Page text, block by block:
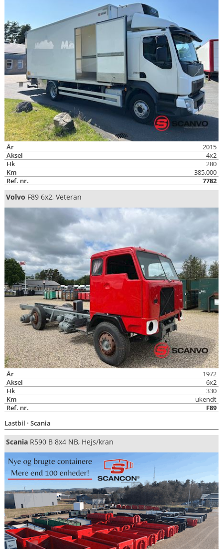
År
2015
Aksel
4x2
Hk
280
Km
385.000
Ref. nr.
7782
Volvo F89 6x2, Veteran
År
1972
Aksel
6x2
Hk
330
Km
ukendt
Ref. nr.
F89
Lastbil · Scania
ScaniaR590 B 8x4 NB, Hejs/kran